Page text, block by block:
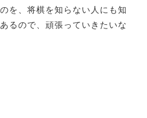
を、将棋を知らない人にも知
るので、頑張っていきたいな